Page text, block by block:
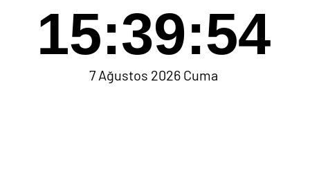
15:39:54
7 Ağustos 2026 Cuma